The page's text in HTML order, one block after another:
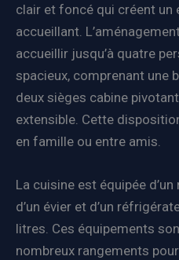
clair et foncé qui créent un
accueillant.
accueillir jusqu’à quatre
spacieux, comprenant une
deux sièges cabine
extensible. Cette
en famille ou entre amis.
La cuisine est équipée
d’un évier et d’un
litres. Ces équipements
nombreux rangements